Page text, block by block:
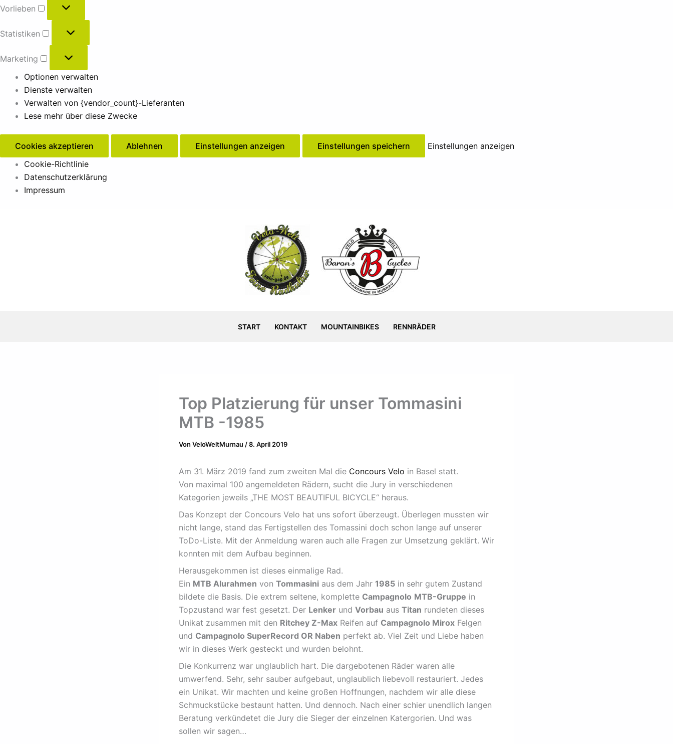
Vorlieben
Statistiken
Marketing
Optionen verwalten
Dienste verwalten
Verwalten von {vendor_count}-Lieferanten
Lese mehr über diese Zwecke
Cookies akzeptieren Ablehnen Einstellungen anzeigen Einstellungen speichern
Einstellungen anzeigen
Cookie-Richtlinie
Datenschutzerklärung
Impressum
START KONTAKT MOUNTAINBIKES RENNRÄDER
Top Platzierung für unser Tommasini
MTB -1985
Von VeloWeltMurnau /8. April 2019
Am 31. März 2019 fand zum zweiten Mal die Concours Velo in Basel statt.
Von maximal 100 angemeldeten Rädern, sucht die Jury in verschiedenen
Kategorien jeweils „THE MOST BEAUTIFUL BICYCLE“ heraus.
Das Konzept der Concours Velo hat uns sofort überzeugt. Überlegen mussten wir
nicht lange, stand das Fertigstellen des Tomassini doch schon lange auf unserer
ToDo-Liste. Mit der Anmeldung waren auch alle Fragen zur Umsetzung geklärt. Wir
konnten mit dem Aufbau beginnen.
Herausgekommen ist dieses einmalige Rad.
Ein MTB Alurahmen von Tommasini aus dem Jahr 1985 in sehr gutem Zustand
bildete die Basis. Die extrem seltene, komplette Campagnolo MTB-Gruppe in
Topzustand war fest gesetzt. Der Lenker und Vorbau aus Titan rundeten dieses
Unikat zusammen mit den Ritchey Z-Max Reifen auf Campagnolo Mirox Felgen
und Campagnolo SuperRecord OR Naben perfekt ab. Viel Zeit und Liebe haben
wir in dieses Werk gesteckt und wurden belohnt.
Die Konkurrenz war unglaublich hart. Die dargebotenen Räder waren alle
umwerfend. Sehr, sehr sauber aufgebaut, unglaublich liebevoll restauriert. Jedes
ein Unikat. Wir machten und keine großen Hoffnungen, nachdem wir alle diese
Schmuckstücke bestaunt hatten. Und dennoch. Nach einer schier unendlich langen
Beratung verkündetet die Jury die Sieger der einzelnen Katergorien. Und was
sollen wir sagen…